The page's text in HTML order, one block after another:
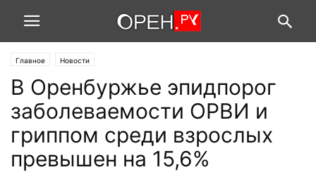
Главное Новости
В Оренбуржье эпидпорог
заболеваемости ОРВИ и
гриппом среди взрослых
превышен на 15,6%